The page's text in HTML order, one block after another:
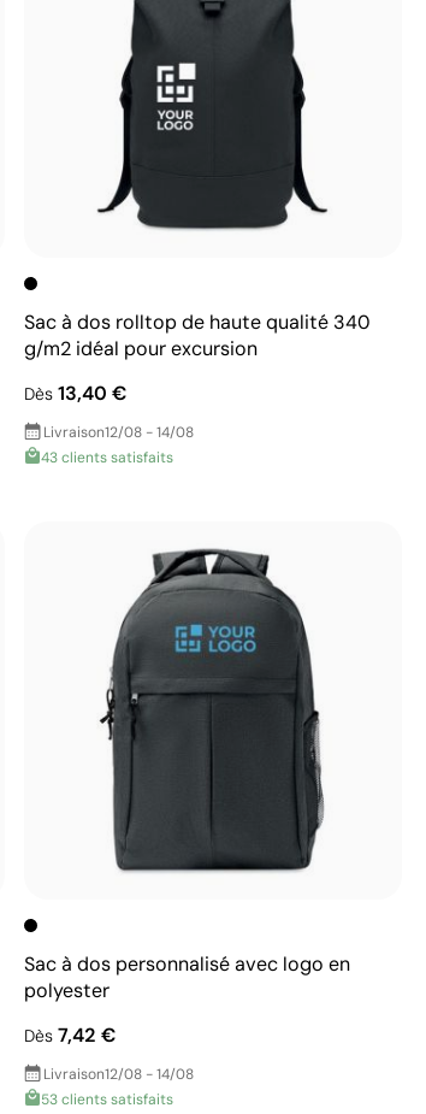
Sac à dos rolltop de haute qualité 340
g/m2 idéal pour excursion
Dès 13,40 €
Livraison12/08 - 14/08
43 clients satisfaits
Sac à dos personnalisé avec logo en
polyester
Dès 7,42 €
Livraison12/08 - 14/08
53 clients satisfaits